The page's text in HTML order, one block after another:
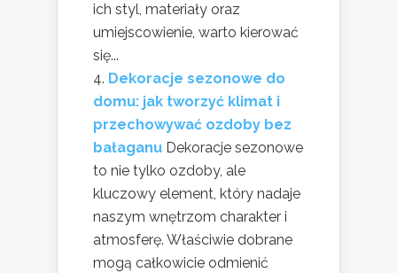
ich styl, materiały oraz
umiejscowienie, warto kierować
się...
Dekoracje sezonowe do
domu: jak tworzyć klimat i
przechowywać ozdoby bez
bałaganu Dekoracje sezonowe
to nie tylko ozdoby, ale
kluczowy element, który nadaje
naszym wnętrzom charakter i
atmosferę. Właściwie dobrane
mogą całkowicie odmienić